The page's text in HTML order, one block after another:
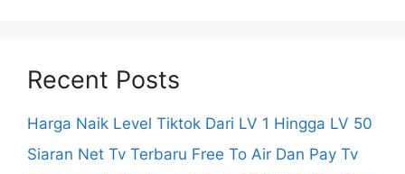
Recent Posts
Harga Naik Level Tiktok Dari LV 1 Hingga LV 50
Siaran Net Tv Terbaru Free To Air Dan Pay Tv